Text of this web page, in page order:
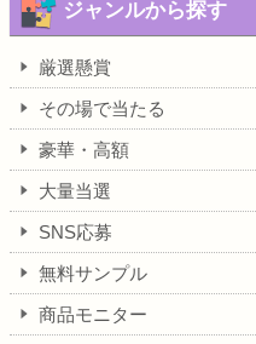
ジャンルから探す
厳選懸賞
その場で当たる
豪華・高額
大量当選
SNS応募
無料サンプル
商品モニター